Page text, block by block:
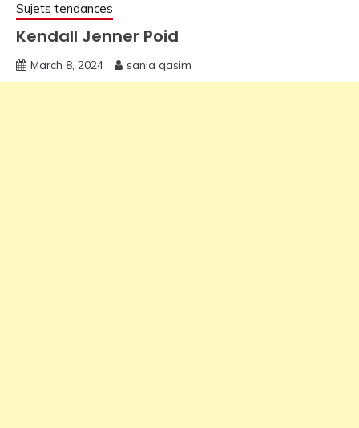
Sujets tendances
Kendall Jenner Poid
March 8, 2024 sania qasim